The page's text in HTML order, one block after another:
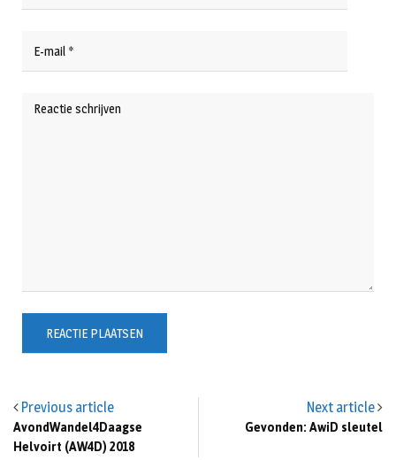
Previous article
AvondWandel4Daagse
Helvoirt (AW4D) 2018
Next article
Gevonden: AwiD sleutel